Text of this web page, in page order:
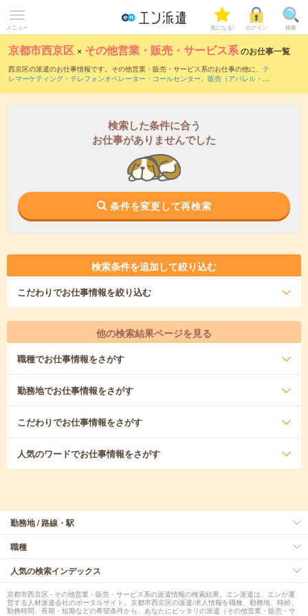
メニュー 気になる! ログイン 検索
京都市西京区 × その他営業・販売・サービス系のお仕事一覧
西京区の派遣のお仕事情報です。その他営業・販売・サービス系のお仕事の他に、 テ
レマーケティング・テレフォンオペレーター・コールセンター、 販売（アパレル・フ
けます。
検索した条件に合う
お仕事がありませんでした
条件を変更して再検索
検索条件を追加して絞り込む
こだわりでお仕事情報を絞り込む
他の検索結果ページを見る
職種でお仕事情報をさがす
勤務地でお仕事情報をさがす
こだわりでお仕事情報をさがす
人気のワードでお仕事情報をさがす
勤務地 / 路線・駅
職種
人気の検索インデックス
京都市西京区 - その他営業・販売・サービス系の派遣情報の検索結果。エン派遣は、エンが運
営する人材派遣会社のポータルサイト。京都市西京区の派遣/求人情報を職種、勤務地、時給、
勤務時間、長期・短期などの希望条件から、あなたにピッタリの派遣（その他営業・販売・サ